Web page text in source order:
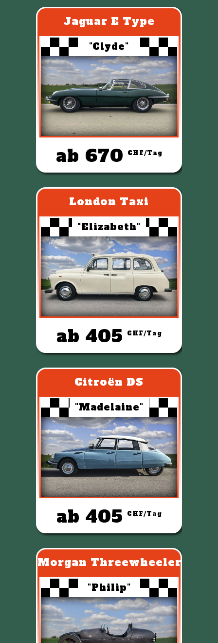
Jaguar E Type
"Clyde"
ab 670 CHF/Tag
London Taxi
"Elizabeth"
ab 405 CHF/Tag
Citroën DS
"Madelaine"
ab 405 CHF/Tag
Morgan Threewheeler
"Philip"